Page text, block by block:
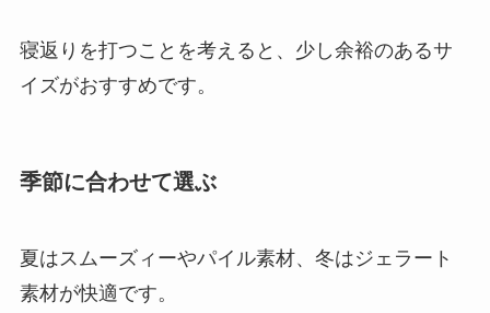
寝返りを打つことを考えると、少し余裕のあるサ
イズがおすすめです。
季節に合わせて選ぶ
夏はスムーズィーやパイル素材、冬はジェラート
素材が快適です。